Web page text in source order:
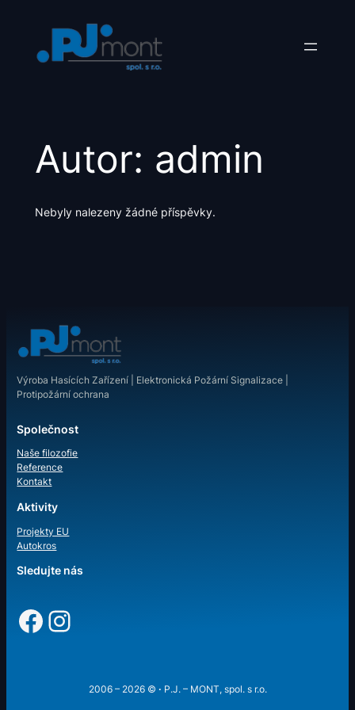
Autor: admin
Nebyly nalezeny žádné příspěvky.
Výroba Hasících Zařízení | Elektronická Požární Signalizace |
Protipožární ochrana
Společnost
Naše filozofie
Reference
Kontakt
Aktivity
Projekty EU
Autokros
Sledujte nás
Facebook Instagram
2006 – 2026 © · P.J. – MONT, spol. s r.o.